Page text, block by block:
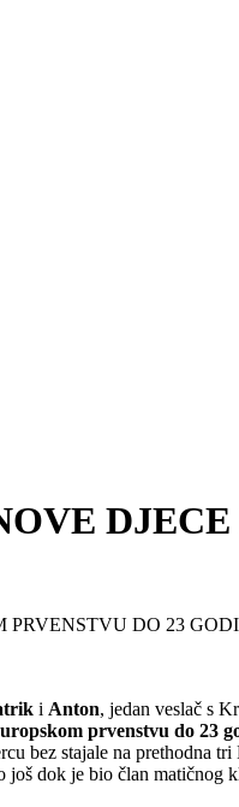
PRVENSTVU DO 23
i Anton, jedan veslač s
prvenstvu do 23
bez stajale na prethodna
dok je bio član matičnog